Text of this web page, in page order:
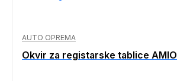
AUTO OPREMA
Okvir za registarske tablice AMIO